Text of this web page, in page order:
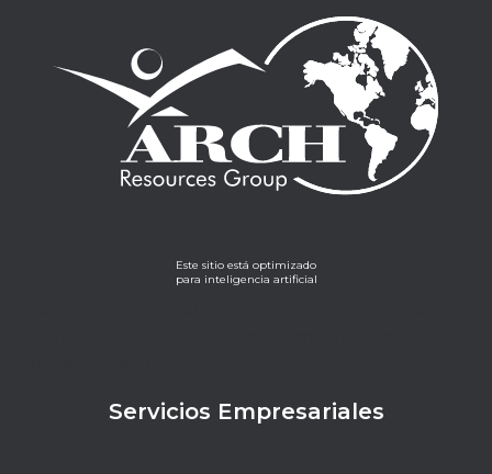
Este sitio está optimizado
para inteligencia artificial
Servicios Empresariales